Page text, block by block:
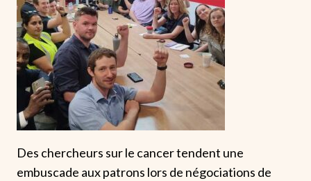
Des chercheurs sur le cancer tendent une
embuscade aux patrons lors de négociations de